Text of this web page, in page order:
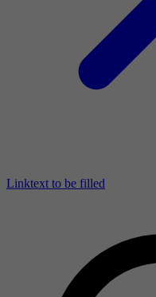
Linktext to be filled